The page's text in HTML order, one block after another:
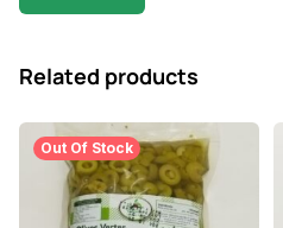
Related products
Out Of Stock